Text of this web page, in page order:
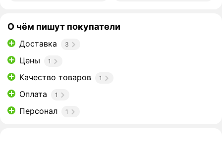
О чём пишут покупатели
Доставка 3
Цены 1
Качество товаров 1
Оплата 1
Персонал 1